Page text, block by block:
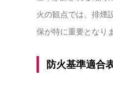
火の観点では、排煙
保が特に重要となり
防火基準適合